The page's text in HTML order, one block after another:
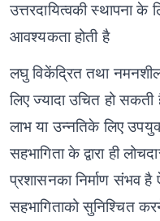
उत्तरदायित्वकी स्थापना के
आवश्यकता होती है
लघु विकेंद्रित तथा
लिए ज्यादा उचित हो
लाभ या उन्नतिके लिए
सहभागिता के द्वारा ही
प्रशासनका निर्माण संभव है
सहभागिताको सुनिश्चित